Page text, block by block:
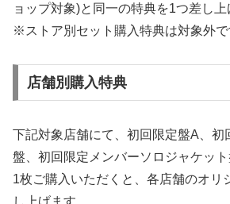
ョップ対象)と同一の特典を1つ差し上
※ストア別セット購入特典は対象外で
店舗別購入特典
下記対象店舗にて、初回限定盤A、初
盤、初回限定メンバーソロジャケッ
1枚ご購入いただくと、各店舗のオリ
し上げます。